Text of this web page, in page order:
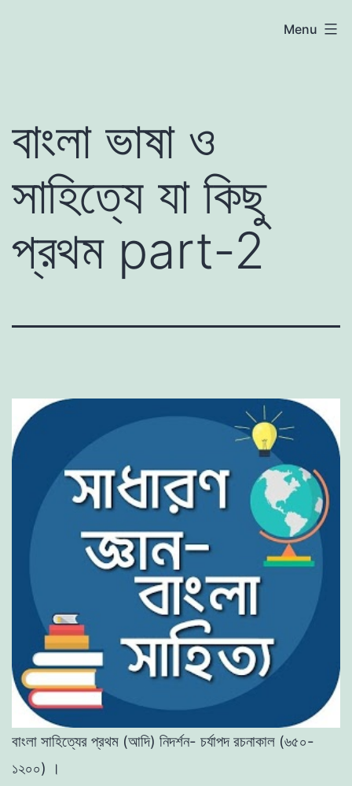
Menu
বাংলা ভাষা ও
সাহিত্যে যা কিছু
প্রথম part-2
বাংলা সাহিত্যের প্রথম (আদি) নিদর্শন- চর্যাপদ রচনাকাল (৬৫০-
১২০০) ।